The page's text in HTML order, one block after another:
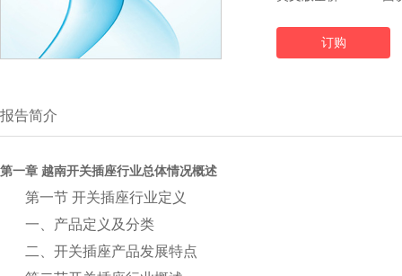
订购
报告简介
第一章 越南开关插座行业总体情况概述
第一节 开关插座行业定义
一、产品定义及分类
二、开关插座产品发展特点